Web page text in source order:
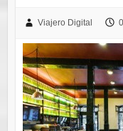
Viajero Digital